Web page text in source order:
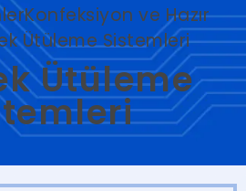
Konfeksiyon ve Hazır
Ütüleme Sistemleri
Ütüleme